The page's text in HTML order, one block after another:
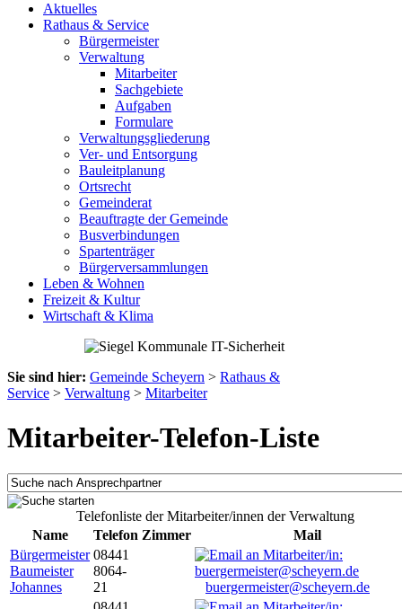
Aktuelles
Rathaus & Service
Bürgermeister
Verwaltung
Mitarbeiter
Sachgebiete
Aufgaben
Formulare
Verwaltungsgliederung
Ver- und Entsorgung
Bauleitplanung
Ortsrecht
Gemeinderat
Beauftragte der Gemeinde
Busverbindungen
Spartenträger
Bürgerversammlungen
Leben & Wohnen
Freizeit & Kultur
Wirtschaft & Klima
Sie sind hier: Gemeinde Scheyern > Rathaus &
Service > Verwaltung > Mitarbeiter
Mitarbeiter-Telefon-Liste
Telefonliste der Mitarbeiter/innen der Verwaltung
Name
Telefon Zimmer
Mail
Bürgermeister
Baumeister
Johannes
08441
8064-
21
buergermeister@scheyern.de